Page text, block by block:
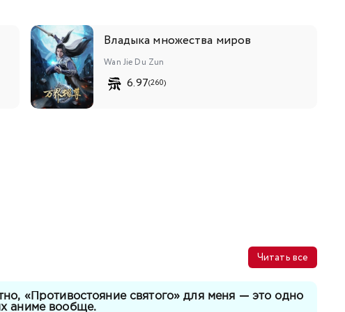
Владыка множества миров
Wan Jie Du Zun
6.97(260)
Читать все
«Противостояние святого» для меня — это одно
аниме вообще.